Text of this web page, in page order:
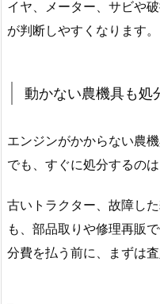
イヤ、メーター、サビや
が判断しやすくなります。
動かない農機具も処
エンジンがかからない農
でも、すぐに処分するの
古いトラクター、故障し
も、部品取りや修理再販
分費を払う前に、まずは